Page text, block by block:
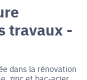
travaux -
dans la rénovation